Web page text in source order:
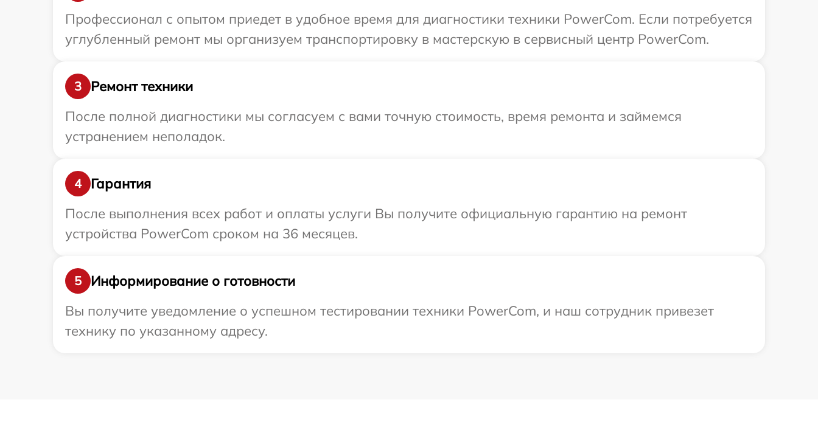
Профессионал с опытом приедет в удобное время для диагностики техники PowerCom. Если потребуется
углубленный ремонт мы организуем транспортировку в мастерскую в сервисный центр PowerCom.
3
Ремонт техники
После полной диагностики мы согласуем с вами точную стоимость, время ремонта и займемся
устранением неполадок.
4
Гарантия
После выполнения всех работ и оплаты услуги Вы получите официальную гарантию на ремонт
устройства PowerCom сроком на 36 месяцев.
5
Информирование о готовности
Вы получите уведомление о успешном тестировании техники PowerCom, и наш сотрудник привезет
технику по указанному адресу.